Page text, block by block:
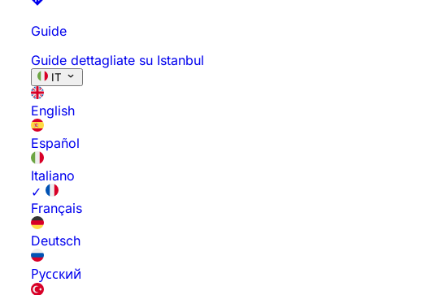
Guide
Guide dettagliate su Istanbul
IT
English
Español
Italiano
✓
Français
Deutsch
Русский